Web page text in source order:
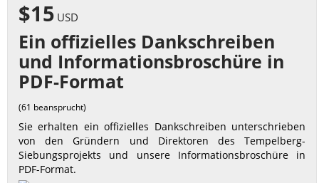
$15 USD
Ein offizielles Dankschreiben
und Informationsbroschüre in
PDF-Format
(61 beansprucht)
Sie erhalten ein offizielles Dankschreiben unterschrieben
von den Gründern und Direktoren des Tempelberg-
Siebungsprojekts und unsere Informationsbroschüre in
PDF-Format.